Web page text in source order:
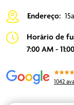
Endereço:
Horário de
7:00 AM -
1042